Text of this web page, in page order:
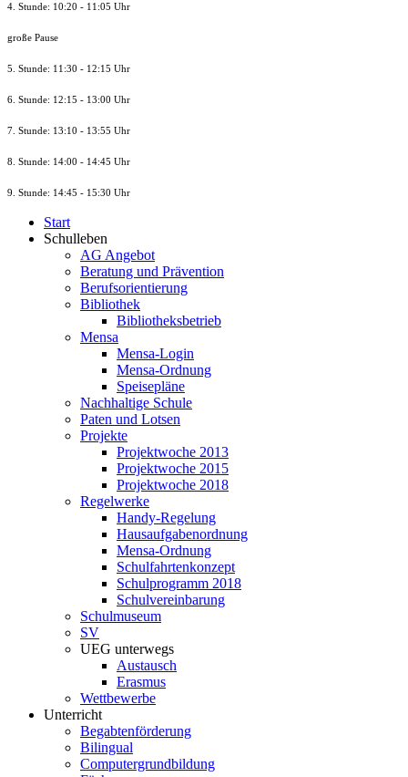
4. Stunde: 10:20 - 11:05 Uhr
große Pause
5. Stunde: 11:30 - 12:15 Uhr
6. Stunde: 12:15 - 13:00 Uhr
7. Stunde: 13:10 - 13:55 Uhr
8. Stunde: 14:00 - 14:45 Uhr
9. Stunde: 14:45 - 15:30 Uhr
Start
Schulleben
AG Angebot
Beratung und Prävention
Berufsorientierung
Bibliothek
Bibliotheksbetrieb
Mensa
Mensa-Login
Mensa-Ordnung
Speisepläne
Nachhaltige Schule
Paten und Lotsen
Projekte
Projektwoche 2013
Projektwoche 2015
Projektwoche 2018
Regelwerke
Handy-Regelung
Hausaufgabenordnung
Mensa-Ordnung
Schulfahrtenkonzept
Schulprogramm 2018
Schulvereinbarung
Schulmuseum
SV
UEG unterwegs
Austausch
Erasmus
Wettbewerbe
Unterricht
Begabtenförderung
Bilingual
Computergrundbildung